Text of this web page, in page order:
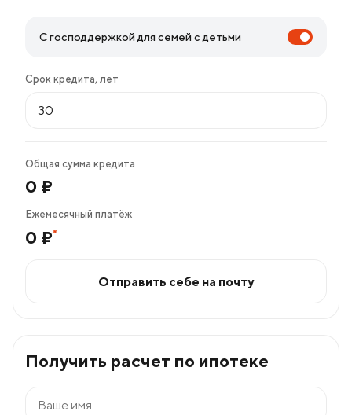
С господдержкой для семей с детьми
Срок кредита, лет
Общая сумма кредита
0 ₽
Ежемесячный платёж
0 ₽*
Отправить себе на почту
Получить расчет по ипотеке